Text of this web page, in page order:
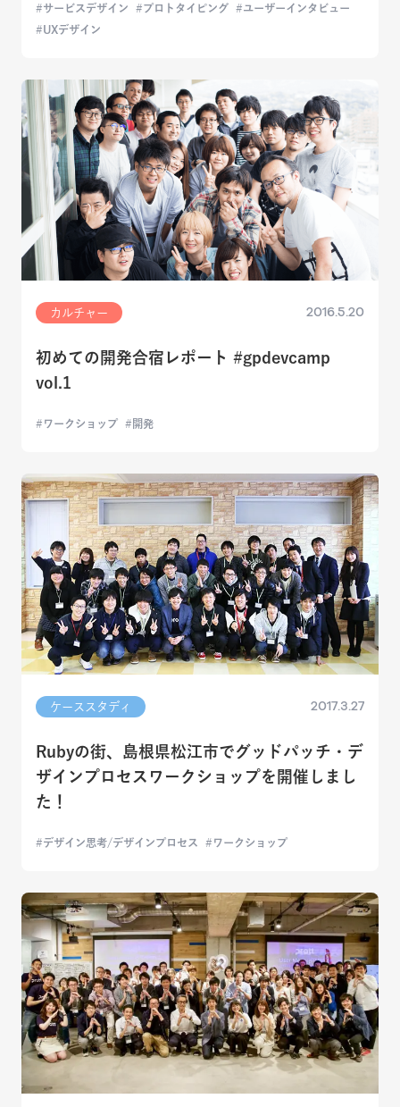
サービスデザイン プロトタイピング
ユーザーインタビュー
UXデザイン
カルチャー 2016.5.20
初めての開発合宿レポート #gpdevcamp
vol.1
ワークショップ 開発
ケーススタディ 2017.3.27
Rubyの街、島根県松江市でグッドパッチ・デ
ザインプロセスワークショップを開催しまし
た！
デザイン思考/デザインプロセス ワークショップ